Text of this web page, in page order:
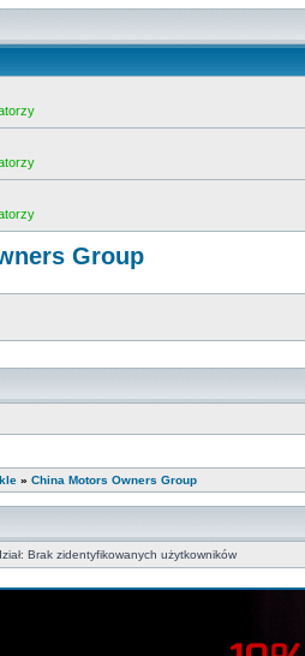
Group
» China Motors Owners Group
Brak zidentyfikowanych użytkowników